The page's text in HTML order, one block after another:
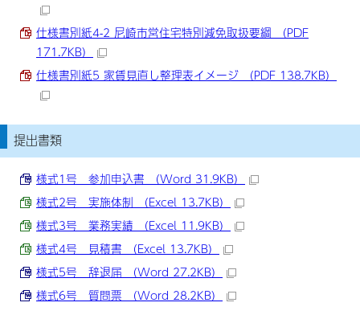
仕様書別紙4-2 尼崎市営住宅特別減免取扱要綱 （PDF
171.7KB）
仕様書別紙5 家賃見直し整理表イメージ （PDF 138.7KB）
提出書類
様式1号 参加申込書 （Word 31.9KB）
様式2号 実施体制 （Excel 13.7KB）
様式3号 業務実績 （Excel 11.9KB）
様式4号 見積書 （Excel 13.7KB）
様式5号 辞退届 （Word 27.2KB）
様式6号 質問票 （Word 28.2KB）